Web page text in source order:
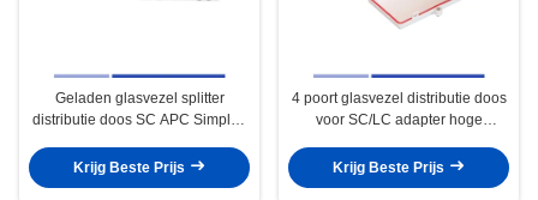
Geladen glasvezel splitter
distributie doos SC APC Simplex
eenheid
Krijg Beste Prijs
4 poort glasvezel distributie doos
voor SC/LC adapter hoge
Krijg Beste Prijs